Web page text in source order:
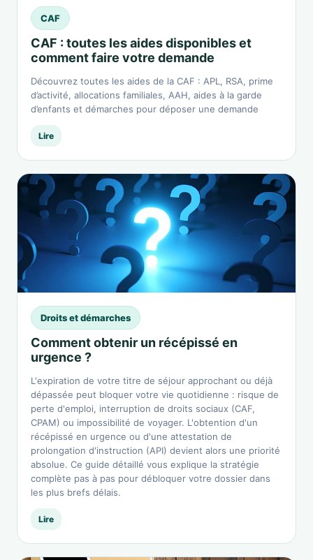
CAF
CAF : toutes les aides disponibles et
comment faire votre demande
Découvrez toutes les aides de la CAF : APL, RSA, prime
d’activité, allocations familiales, AAH, aides à la garde
d’enfants et démarches pour déposer une demande
Lire
Droits et démarches
Comment obtenir un récépissé en
urgence ?
L'expiration de votre titre de séjour approchant ou déjà
dépassée peut bloquer votre vie quotidienne : risque de
perte d'emploi, interruption de droits sociaux (CAF,
CPAM) ou impossibilité de voyager. L'obtention d'un
récépissé en urgence ou d'une attestation de
prolongation d'instruction (API) devient alors une priorité
absolue. Ce guide détaillé vous explique la stratégie
complète pas à pas pour débloquer votre dossier dans
les plus brefs délais.
Lire